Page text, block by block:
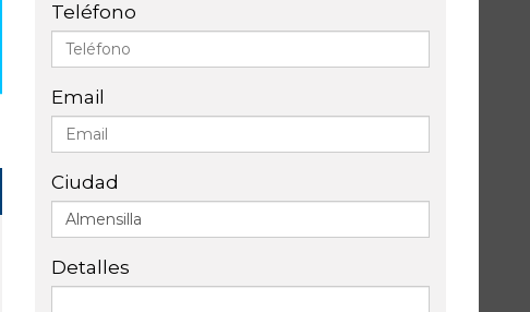
Teléfono
Email
Ciudad
Detalles